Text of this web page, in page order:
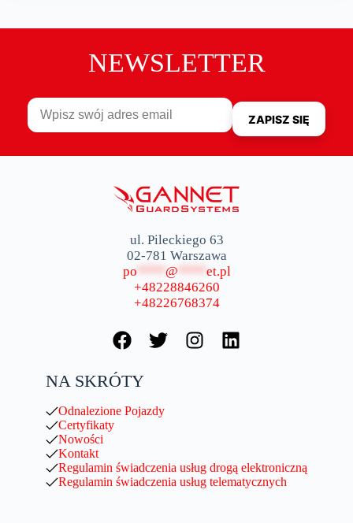
NEWSLETTER
ul. Pileckiego 63
02-781 Warszawa
po **** @ **** et.pl
+48228846260
+48226768374
NA SKRÓTY
Odnalezione Pojazdy
Certyfikaty
Nowości
Kontakt
Regulamin świadczenia usług drogą elektroniczną
Regulamin świadczenia usług telematycznych